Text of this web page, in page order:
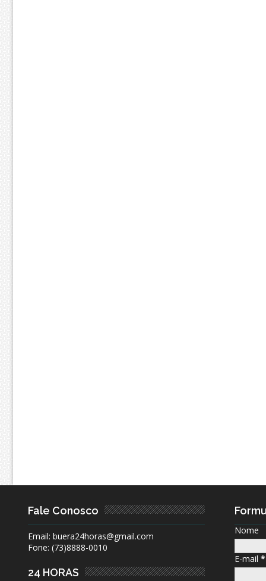
Fale Conosco
Email: buera24horas@gmail.com
Fone: (73)8888-0010
24 HORAS
Nome
E-mail *